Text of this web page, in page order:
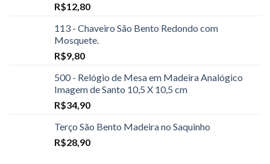
R$12,80
113 - Chaveiro São Bento Redondo com
Mosquete.
R$9,80
500 - Relógio de Mesa em Madeira Analógico
Imagem de Santo 10,5 X 10,5 cm
R$34,90
Terço São Bento Madeira no Saquinho
R$28,90